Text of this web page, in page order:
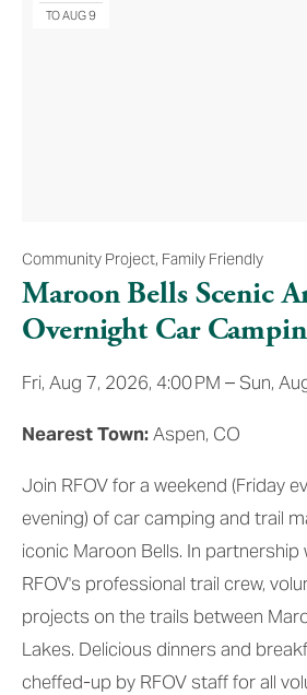
TO AUG 9
Community Project, Family Friendly
Maroon Bells Scenic
Overnight Car
Fri, Aug 7, 2026 4:00 PM Sun,
Nearest Town: Aspen, CO
Join RFOV for a weekend (Friday
evening) of car camping and trail
iconic Maroon Bells. In partnership
RFOV's professional trail crew,
projects on the trails between
Lakes. Delicious dinners and
cheffed-up by RFOV staff for all